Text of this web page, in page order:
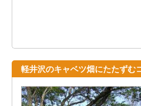
軽井沢のキャベツ畑にたたずむ